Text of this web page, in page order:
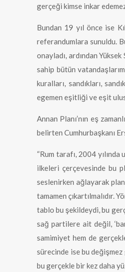
gerçeği kimse inkar
Bundan 19 yıl önce ise
referandumlara sunuldu.
onayladı, ardından
sahip bütün
kuralları, sandıkları,
egemen eşitliği ve eşit
Annan Planı’nın eş
belirten Cumhurbaşkanı
“Rum tarafı, 2004
ilkeleri çerçevesinde bu
seslenirken ağlayarak
tamamen çıkartılmalıdır.
tablo bu şekildeydi, bu
sağ partilere ait değil,
samimiyet hem de
sürecinde ise bu değişmez
bu gerçekle bir kez daha